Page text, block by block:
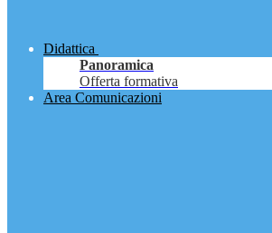
Didattica
Panoramica
Offerta formativa
Area Comunicazioni